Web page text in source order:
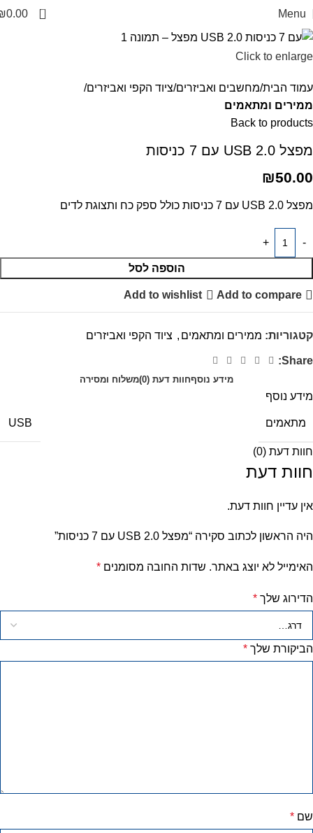
Menu
0
0.00
Click to enlarge
עמוד הבית מחשבים ואביזרים ציוד הקפי ואביזרים
ממירים ומתאמים
Back to products
מפצל USB 2.0 עם 7 כניסות
₪50.00
מפצל USB 2.0 עם 7 כניסות כולל ספק כח ותצוגת לדים
הוספה לסל
Add to compare
Add to wishlist
קטגוריות: ממירים ומתאמים , ציוד הקפי ואביזרים
Share:
מידע נוסףחוות דעת (0) משלוח ומסירה
מידע נוסף
מתאמים USB
חוות דעת (0)
חוות דעת
אין עדיין חוות דעת.
היה הראשון לכתוב סקירה “מפצל USB 2.0 עם 7 כניסות”
האימייל לא יוצג באתר. שדות החובה מסומנים *
הדירוג שלך *
הביקורת שלך *
שם *